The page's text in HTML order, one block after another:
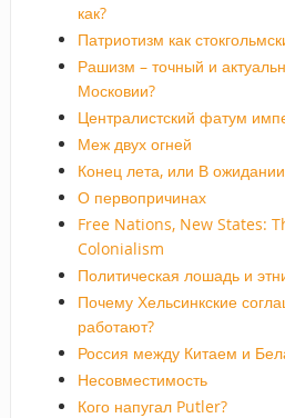
как?
Патриотизм как
Рашизм – точный и
Московии?
Централистский фатум
Меж двух огней
Конец лета, или В
О первопричинах
Free Nations, New States:
Colonialism
Политическая лошадь и
Почему Хельсинкские
работают?
Россия между Китаем и
Несовместимость
Кого напугал Putler?